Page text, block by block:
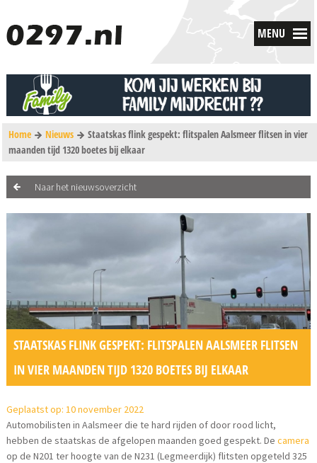
MENU
Home Nieuws
Staatskas flink gespekt: flitspalen Aalsmeer flitsen in vier
maanden tijd 1320 boetes bij elkaar
Naar het nieuwsoverzicht
STAATSKAS FLINK GESPEKT: FLITSPALEN AALSMEER FLITSEN
IN VIER MAANDEN TIJD 1320 BOETES BIJ ELKAAR
Geplaatst op: 10 november 2022
Automobilisten in Aalsmeer die te hard rijden of door rood licht,
hebben de staatskas de afgelopen maanden goed gespekt. Decamera
op de N201 ter hoogte van de N231 (Legmeerdijk) flitsten opgeteld 325